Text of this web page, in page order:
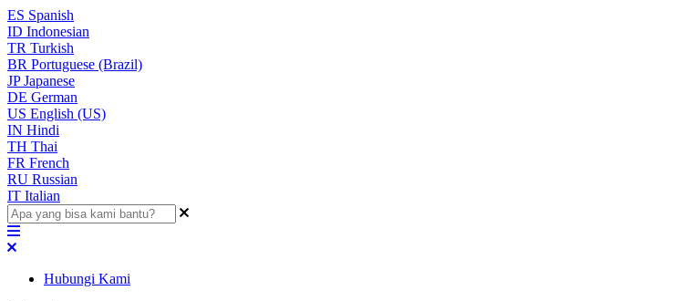
ES Spanish
ID Indonesian
TR Turkish
BR Portuguese (Brazil)
JP Japanese
DE German
US English (US)
IN Hindi
TH Thai
FR French
RU Russian
IT Italian
Hubungi Kami